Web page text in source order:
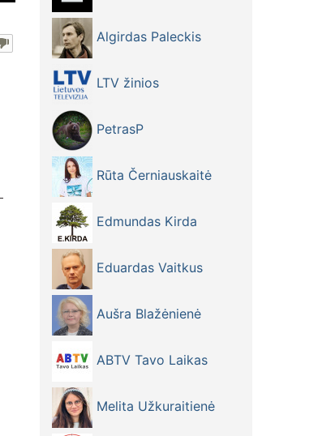
Algirdas Paleckis
LTV žinios
PetrasP
Rūta Černiauskaitė
Edmundas Kirda
Eduardas Vaitkus
Aušra Blažėnienė
ABTV Tavo Laikas
Melita Užkuraitienė